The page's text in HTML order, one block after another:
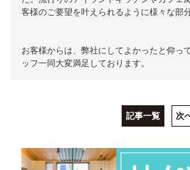
客様のご要望を叶えられるように様々な部
お客様からは、弊社にしてよかったと仰っ
ッフ一同大変満足しております。
記事一覧 次